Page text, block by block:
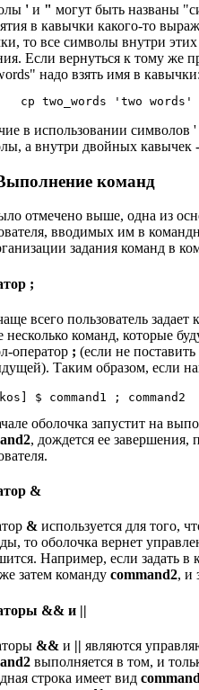
' и " могут быть названы
в кавычки какого-то
то все символы внутри
Если вернуться к тому же
надо взять имя в кавычки:
в использовании символов
а внутри двойных
команд
отмечено выше, одна из
вводимых им в
задания команд в
;
всего пользователь
несколько команд, которые
оператор ; (если не
Таким образом, если
оболочка запустит на
, дождется ее
&
& используется для того,
то оболочка вернет
Например, если задать в
затем командуcommand2, и
&& и ||
&& и || являются
выполняется в том, и
строка имеет вид